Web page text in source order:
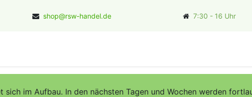
shop@rsw-handel.de 7:30 - 16 Uhr
sich im Aufbau. In den nächsten Tagen und Wochen werden